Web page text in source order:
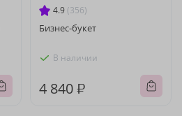
4.9 (356)
Бизнес-букет
В наличии
4 840 ₽